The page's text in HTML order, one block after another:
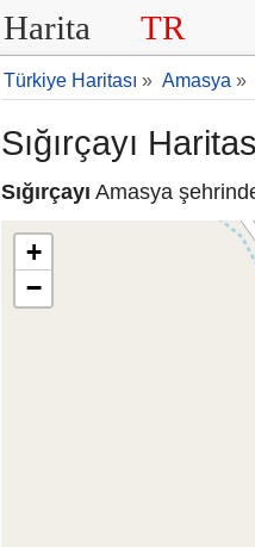
Harita TR
Türkiye Haritası » Amasya »
Sığırçayı
Sığırçayı Amasya
+
−